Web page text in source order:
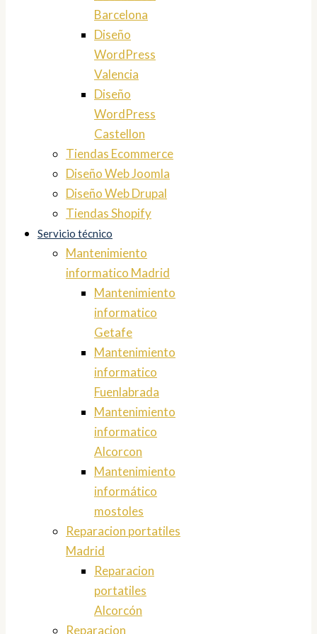
Barcelona
Diseño
WordPress
Valencia
Diseño
WordPress
Castellon
Tiendas Ecommerce
Diseño Web Joomla
Diseño Web Drupal
Tiendas Shopify
Servicio técnico
Mantenimiento
informatico Madrid
Mantenimiento
informatico
Getafe
Mantenimiento
informatico
Fuenlabrada
Mantenimiento
informatico
Alcorcon
Mantenimiento
informático
mostoles
Reparacion portatiles
Madrid
Reparacion
portatiles
Alcorcón
Reparacion